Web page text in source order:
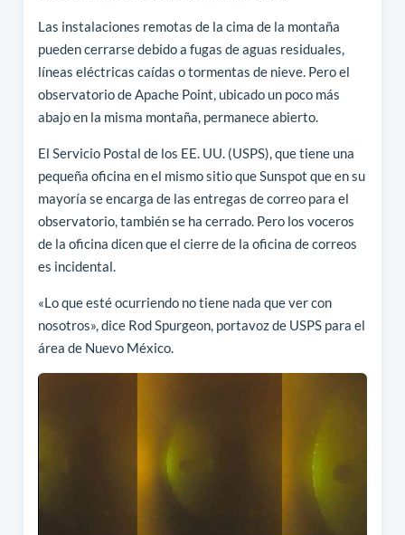
Las instalaciones remotas de la cima de la montaña
pueden cerrarse debido a fugas de aguas residuales,
líneas eléctricas caídas o tormentas de nieve. Pero el
observatorio de Apache Point, ubicado un poco más
abajo en la misma montaña, permanece abierto.
El Servicio Postal de los EE. UU. (USPS), que tiene una
pequeña oficina en el mismo sitio que Sunspot que en su
mayoría se encarga de las entregas de correo para el
observatorio, también se ha cerrado. Pero los voceros
de la oficina dicen que el cierre de la oficina de correos
es incidental.
«Lo que esté ocurriendo no tiene nada que ver con
nosotros», dice Rod Spurgeon, portavoz de USPS para el
área de Nuevo México.